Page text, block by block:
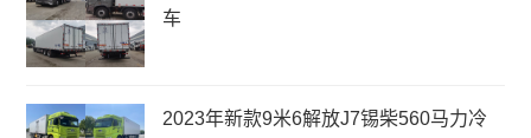
车
2023年新款9米6解放J7锡柴560马力冷